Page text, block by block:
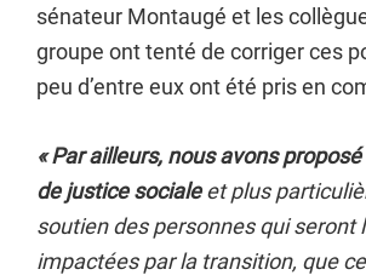
sénateur Montaugé et les
groupe ont tenté de corriger ces
peu d’entre eux ont été pris en
« Par ailleurs, nous avons
de justice socialeet plus
soutien des personnes qui seront
impactées par la transition, que